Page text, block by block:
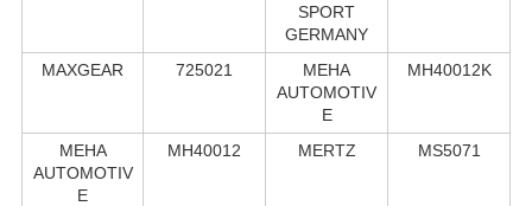
SPORT
GERMANY
MAXGEAR 725021
MEHA
AUTOMOTIV
E
MH40012K
MEHA
AUTOMOTIV
E
MH40012 MERTZ MS5071